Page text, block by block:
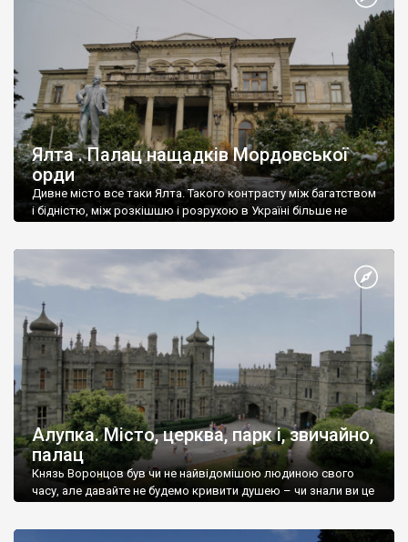
Ялта . Палац нащадків Мордовської
орди
Дивне місто все таки Ялта. Такого контрасту між багатством
і бідністю, між розкішшю і розрухою в Україні більше не
Алупка. Місто, церква, парк і, звичайно,
палац
Князь Воронцов був чи не найвідомішою людиною свого
часу, але давайте не будемо кривити душею – чи знали ви це